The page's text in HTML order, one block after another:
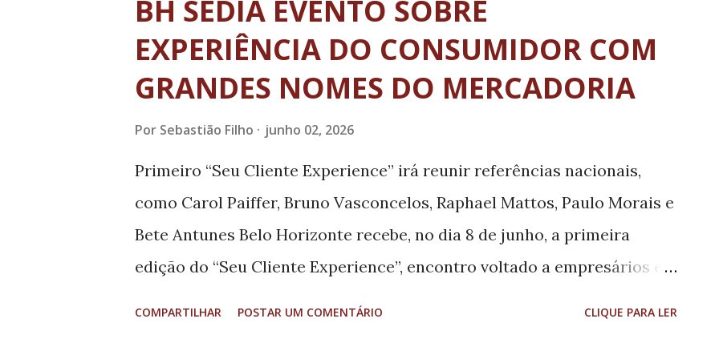
destaca na região Sudeste, com a oferta de 382.760 assentos,
distribuídos em 2.254 operações, entre pousos e decolagens, tendo
como principais destinos Rio de Janeiro, Belo Horizonte, Brasília,
Recife, Salvador e Porto Alegre. Em Minas Gerais, Uberlândia se
com maior concentração de voos para Porto Seguro, Natal e capitais
do Sudeste. Ainda em Minas Gerais, Uberaba terá 1.124 assentos
BH SEDIA EVENTO SOBRE
EXPERIÊNCIA DO CONSUMIDOR COM
GRANDES NOMES DO MERCADORIA
Por Sebastião Filho junho 02, 2026
Primeiro “Seu Cliente Experience” irá reunir referências nacionais,
como Carol Paiffer, Bruno Vasconcelos, Raphael Mattos, Paulo Morais e
Bete Antunes Belo Horizonte recebe, no dia 8 de junho, a primeira
edição do “Seu Cliente Experience”, encontro voltado a empresários e
COMPARTILHAR POSTAR UM COMENTÁRIO CLIQUE PARA LER